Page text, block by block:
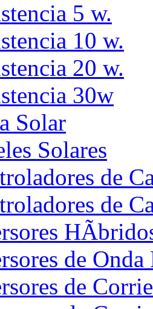
5 w.
10 w.
20 w.
30w
Solar
Solares
de
de
de
de